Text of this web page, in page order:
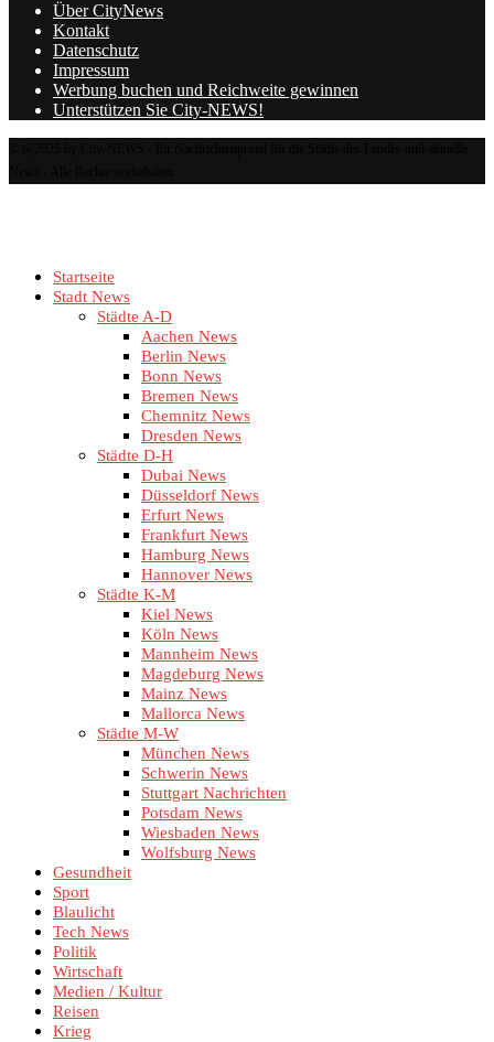
Über CityNews
Kontakt
Datenschutz
Impressum
Werbung buchen und Reichweite gewinnen
Unterstützen Sie City-NEWS!
Startseite
Stadt News
Städte A-D
Aachen News
Berlin News
Bonn News
Bremen News
Chemnitz News
Dresden News
Städte D-H
Dubai News
Düsseldorf News
Erfurt News
Frankfurt News
Hamburg News
Hannover News
Städte K-M
Kiel News
Köln News
Mannheim News
Magdeburg News
Mainz News
Mallorca News
Städte M-W
München News
Schwerin News
Stuttgart Nachrichten
Potsdam News
Wiesbaden News
Wolfsburg News
Gesundheit
Sport
Blaulicht
Tech News
Politik
Wirtschaft
Medien / Kultur
Reisen
Krieg